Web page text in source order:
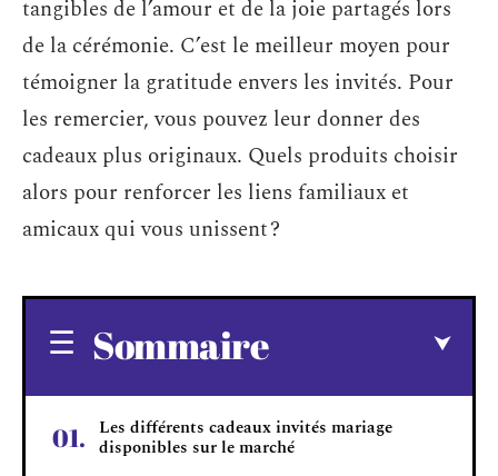
tangibles de l’amour et de la joie partagés lors
de la cérémonie. C’est le meilleur moyen pour
témoigner la gratitude envers les invités. Pour
les remercier, vous pouvez leur donner des
cadeaux plus originaux. Quels produits choisir
alors pour renforcer les liens familiaux et
amicaux qui vous unissent ?
Sommaire
Les différents cadeaux invités mariage
disponibles sur le marché